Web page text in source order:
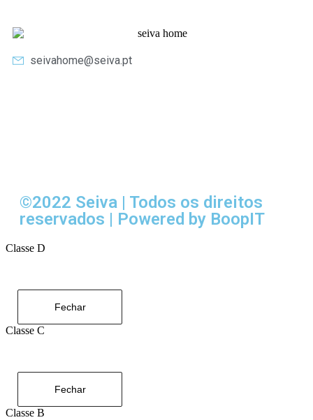
seivahome@seiva.pt
©2022 Seiva | Todos os direitos
reservados | Powered by BoopIT
Classe D
Fechar
Classe C
Fechar
Classe B